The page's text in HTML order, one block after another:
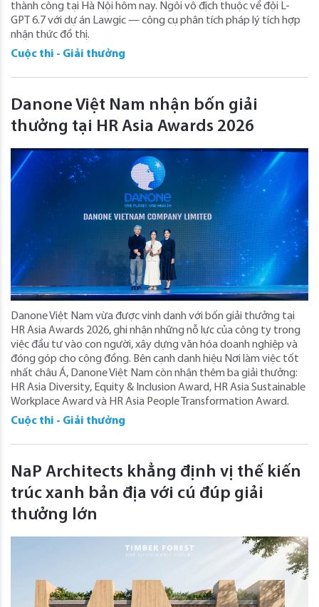
thành công tại Hà Nội hôm nay. Ngôi vô địch thuộc về đội L-
GPT 6.7 với dự án Lawgic — công cụ phân tích pháp lý tích hợp
nhận thức đồ thị.
Cuộc thi - Giải thưởng
Danone Việt Nam nhận bốn giải
thưởng tại HR Asia Awards 2026
Danone Việt Nam vừa được vinh danh với bốn giải thưởng tại
HR Asia Awards 2026, ghi nhận những nỗ lực của công ty trong
việc đầu tư vào con người, xây dựng văn hóa doanh nghiệp và
đóng góp cho cộng đồng. Bên cạnh danh hiệu Nơi làm việc tốt
nhất châu Á, Danone Việt Nam còn nhận thêm ba giải thưởng:
HR Asia Diversity, Equity & Inclusion Award, HR Asia Sustainable
Workplace Award và HR Asia People Transformation Award.
Cuộc thi - Giải thưởng
NaP Architects khẳng định vị thế kiến
trúc xanh bản địa với cú đúp giải
thưởng lớn